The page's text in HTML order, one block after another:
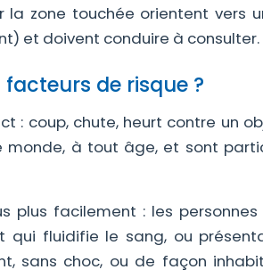
zone touchée orientent vers
et doivent conduire à consulter.
de risque ?
: coup, chute, heurt contre un
monde, à tout âge, et sont
plus facilement : les
fluidifie le sang, ou
sans choc, ou de façon